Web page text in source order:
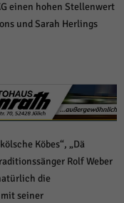
einen hohen Stellenwert
und Sarah Herlings
Köbes“, „Dä
Rolf Weber
die
seiner
und sind für die